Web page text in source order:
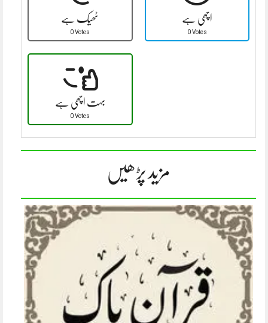
ٹھیک ہے
0 Votes
اچھی ہے
0 Votes
بہت اچھی ہے
0 Votes
مزید پڑھیں